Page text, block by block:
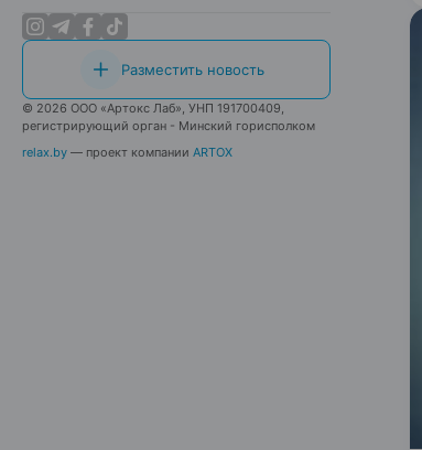
Разместить новость
© 2026 ООО «Артокс Лаб», УНП 191700409,
регистрирующий орган - Минский горисполком
relax.by — проект компании ARTOX